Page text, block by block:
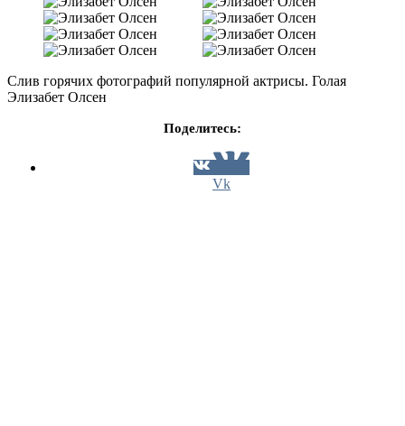
Слив горячих фотографий популярной актрисы. Голая
Элизабет Олсен
Поделитесь:
Vk